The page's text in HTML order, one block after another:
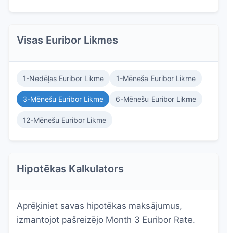
Visas Euribor Likmes
1-Nedēļas Euribor Likme 1-Mēneša Euribor Likme
3-Mēnešu Euribor Likme 6-Mēnešu Euribor Likme
12-Mēnešu Euribor Likme
Hipotēkas Kalkulators
Aprēķiniet savas hipotēkas maksājumus,
izmantojot pašreizējo Month 3 Euribor Rate.